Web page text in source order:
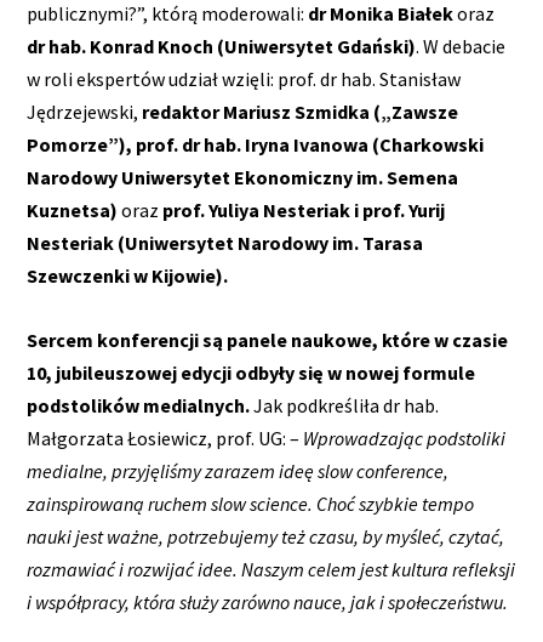
publicznymi?”, którą moderowali: dr Monika Białekoraz
dr hab. Konrad Knoch (Uniwersytet Gdański). W debacie
w roli ekspertów udział wzięli: prof. dr hab. Stanisław
Jędrzejewski, redaktor Mariusz Szmidka („Zawsze
Pomorze”), prof. dr hab. Iryna Ivanowa (Charkowski
Narodowy Uniwersytet Ekonomiczny im. Semena
Kuznetsa)oraz prof. Yuliya Nesteriak i prof. Yurij
Nesteriak (Uniwersytet Narodowy im. Tarasa
Szewczenki w Kijowie).
Sercem konferencji są panele naukowe, które w czasie
10, jubileuszowej edycji odbyły się w nowej formule
podstolików medialnych.Jak podkreśliła dr hab.
Małgorzata Łosiewicz, prof. UG: – Wprowadzając podstoliki
medialne, przyjęliśmy zarazem ideę slow conference,
zainspirowaną ruchem slow science. Choć szybkie tempo
nauki jest ważne, potrzebujemy też czasu, by myśleć, czytać,
rozmawiać i rozwijać idee. Naszym celem jest kultura refleksji
i współpracy, która służy zarówno nauce, jak i społeczeństwu.